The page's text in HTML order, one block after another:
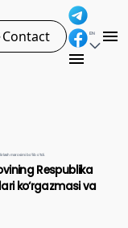
Contact EN
marosimi bo‘lib o‘tdi.
Respublika
ko‘rgazmasi va